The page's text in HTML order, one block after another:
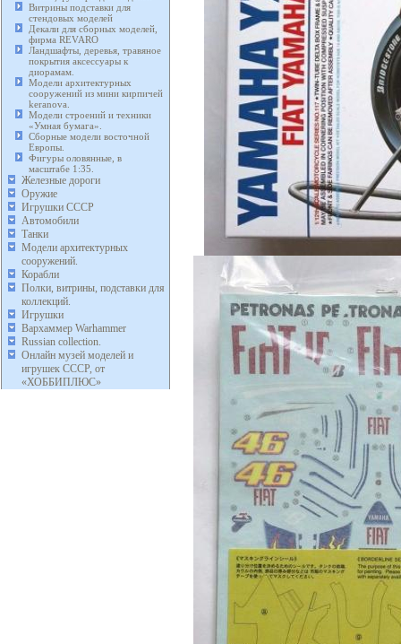
Витрины подставки для
стендовых моделей
Декали для сборных моделей,
фирма REVARO
Ландшафты, деревья, травяное
покрытия аксессуары к
диорамам.
Модели архитектурных
сооружений из мини кирпичей
keranova.
Модели строений и техники
«Умная бумага».
Сборные модели восточной
Европы.
Фигуры оловянные, в
масштабе 1:35.
Железные дороги
Оружие
Игрушки СССР
Автомобили
Танки
Модели архитектурных
сооружений.
Корабли
Полки, витрины, подставки для
коллекций.
Игрушки
Вархаммер Warhammer
Russian collection.
Онлайн музей моделей и
игрушек СССР, от
«ХОББИПЛЮС»